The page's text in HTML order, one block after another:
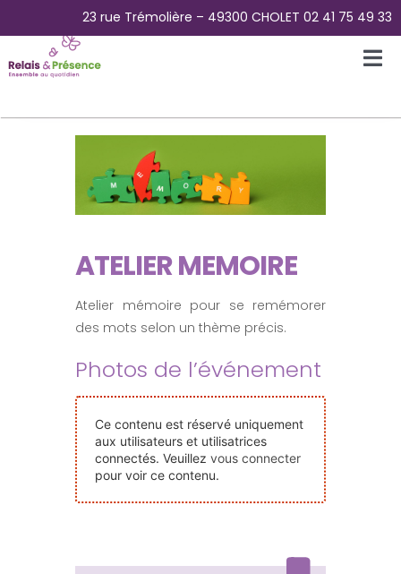
contenu
Accueil
L’Association
La Maison Papillons – Accueil de jour
Pour Qui ?
Nos Événements
Nous Contacter
23 rue Trémolière – 49300 CHOLET 02 41 75 49 33
ATELIER MEMOIRE
Atelier mémoire pour se remémorer
des mots selon un thème précis.
Photos de l’événement
Ce contenu est réservé uniquement
aux utilisateurs et utilisatrices
connectés. Veuillez vous connecter
pour voir ce contenu.